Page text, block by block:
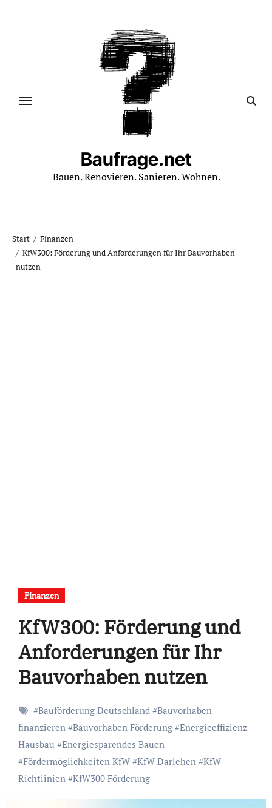
Baufrage.net
Bauen. Renovieren. Sanieren. Wohnen.
Start
Finanzen
KfW300: Förderung und Anforderungen für Ihr Bauvorhaben
nutzen
Finanzen
KfW300: Förderung und
Anforderungen für Ihr
Bauvorhaben nutzen
#Bauförderung Deutschland#Bauvorhaben
finanzieren#Bauvorhaben Förderung#Energieeffizienz
Hausbau #Energiesparendes Bauen
#Fördermöglichkeiten KfW#KfW Darlehen#KfW
Richtlinien#KfW300 Förderung